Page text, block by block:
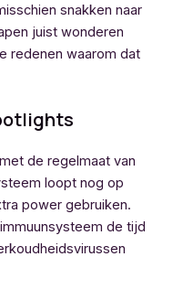
snakken naar
juist wonderen
redenen waarom dat
de regelmaat van
loopt nog op
power gebruiken.
de tijd